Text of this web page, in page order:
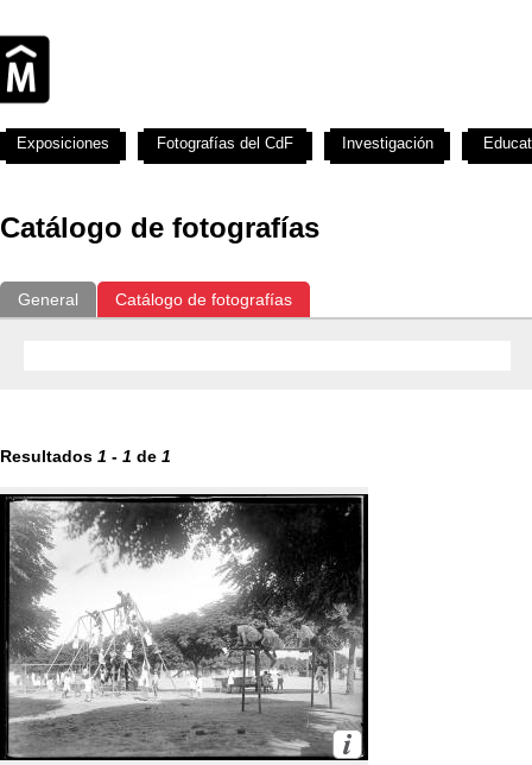
Catálogo de fotografías
General Catálogo de fotografías
Resultados 1 - 1 de 1
Exposiciones Fotografías del CdF Investigación